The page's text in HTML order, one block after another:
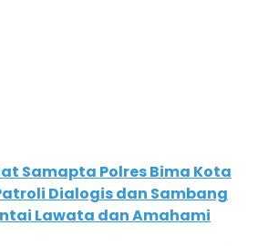
Samapta Polres Bima Kota
Dialogis dan Sambang
Lawata dan Amahami